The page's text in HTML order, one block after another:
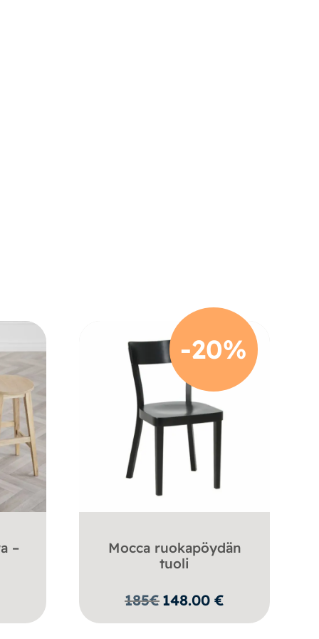
–
-20%
Mocca ruokapöydän
tuoli
185€148.00€